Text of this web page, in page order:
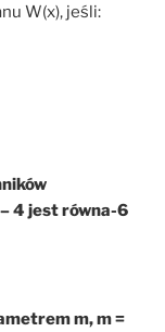
W(x), jeśli:
– 4 jest równa-6
m, m =